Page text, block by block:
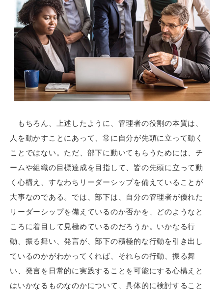
もちろん、上述したように、管理者の役割の本質は、
人を動かすことにあって、常に自分が先頭に立って動く
ことではない。ただ、部下に動いてもらうためには、チ
ームや組織の目標達成を目指して、皆の先頭に立って動
く心構え、すなわちリーダーシップを備えていることが
大事なのである。では、部下は、自分の管理者が優れた
リーダーシップを備えているのか否かを、どのようなと
ころに着目して見極めているのだろうか。いかなる行
動、振る舞い、発言が、部下の積極的な行動を引き出し
ているのかがわかってくれば、それらの行動、振る舞
い、発言を日常的に実践することを可能にする心構えと
はいかなるものなのかについて、具体的に検討すること